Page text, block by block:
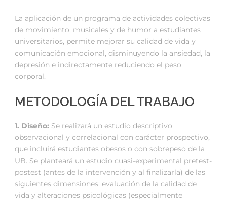
La aplicación de un programa de actividades colectivas
de movimiento, musicales y de humor a estudiantes
universitarios, permite mejorar su calidad de vida y
comunicación emocional, disminuyendo la ansiedad, la
depresión e indirectamente reduciendo el peso
corporal.
METODOLOGÍA DEL TRABAJO
1. Diseño: Se realizará un estudio descriptivo
observacional y correlacional con carácter prospectivo,
que incluirá estudiantes obesos o con sobrepeso de la
UB. Se planteará un estudio cuasi-experimental pretest-
postest (antes de la intervención y al finalizarla) de las
siguientes dimensiones: evaluación de la calidad de
vida y alteraciones psicológicas (especialmente